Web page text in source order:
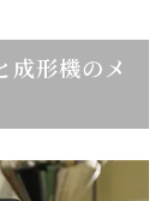
成形機のメ